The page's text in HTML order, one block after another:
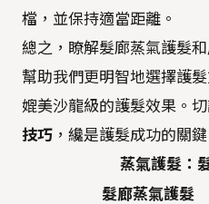
檔，並保持適當距離。
總之，瞭解髮廊蒸氣護髮
幫助我們更明智地選擇護
媲美沙龍級的護髮效果。切
技巧 ，纔是護髮成功的關鍵
蒸氣護髮：
髮廊蒸氣護髮